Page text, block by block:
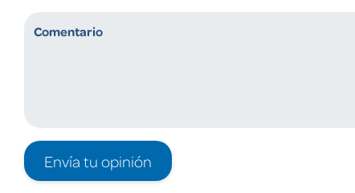
Envía tu opinión